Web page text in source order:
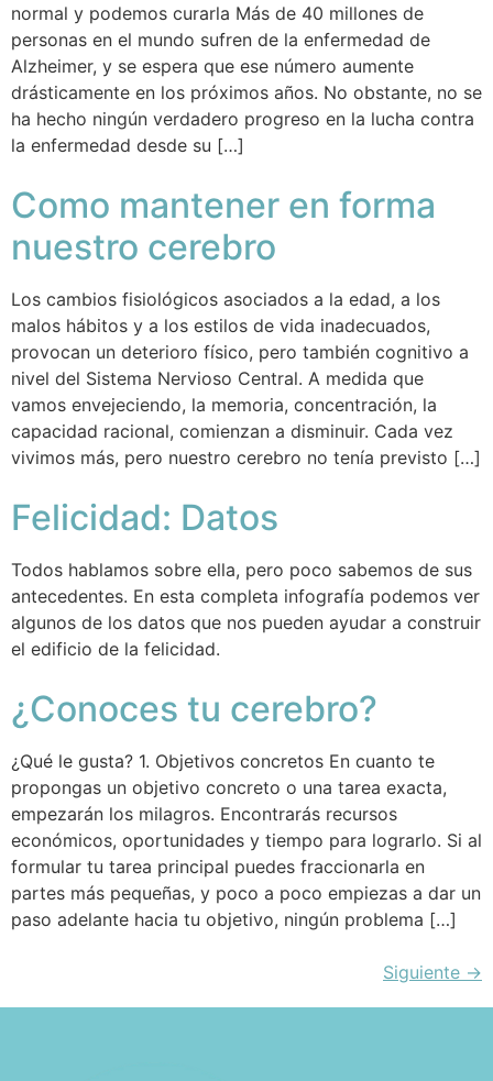
normal y podemos curarla Más de 40 millones de
personas en el mundo sufren de la enfermedad de
Alzheimer, y se espera que ese número aumente
drásticamente en los próximos años. No obstante, no se
ha hecho ningún verdadero progreso en la lucha contra
la enfermedad desde su […]
Como mantener en forma
nuestro cerebro
Los cambios fisiológicos asociados a la edad, a los
malos hábitos y a los estilos de vida inadecuados,
provocan un deterioro físico, pero también cognitivo a
nivel del Sistema Nervioso Central. A medida que
vamos envejeciendo, la memoria, concentración, la
capacidad racional, comienzan a disminuir. Cada vez
vivimos más, pero nuestro cerebro no tenía previsto […]
Felicidad: Datos
Todos hablamos sobre ella, pero poco sabemos de sus
antecedentes. En esta completa infografía podemos ver
algunos de los datos que nos pueden ayudar a construir
el edificio de la felicidad.
¿Conoces tu cerebro?
¿Qué le gusta? 1. Objetivos concretos En cuanto te
propongas un objetivo concreto o una tarea exacta,
empezarán los milagros. Encontrarás recursos
económicos, oportunidades y tiempo para lograrlo. Si al
formular tu tarea principal puedes fraccionarla en
partes más pequeñas, y poco a poco empiezas a dar un
paso adelante hacia tu objetivo, ningún problema […]
Siguiente →